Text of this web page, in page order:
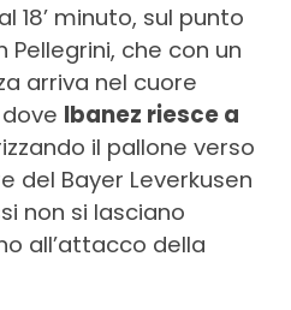
18’ minuto, sul punto
che con un
arriva nel cuore
Ibanez riesce a
il pallone verso
del Bayer Leverkusen
non si lasciano
all’attacco della